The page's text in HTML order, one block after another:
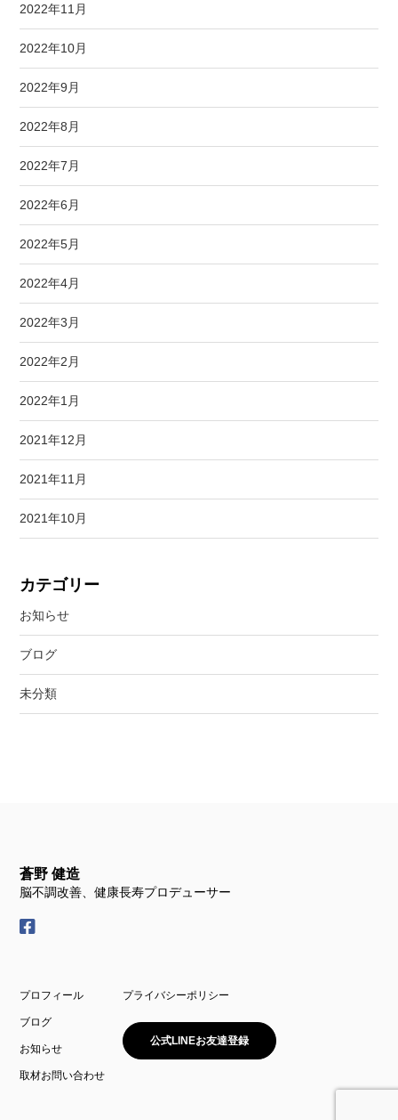
2022年11月
2022年10月
2022年9月
2022年8月
2022年7月
2022年6月
2022年5月
2022年4月
2022年3月
2022年2月
2022年1月
2021年12月
2021年11月
2021年10月
カテゴリー
お知らせ
ブログ
未分類
蒼野 健造
脳不調改善、健康長寿プロデューサー
プロフィール
ブログ
お知らせ
取材お問い合わせ
プライバシーポリシー
公式LINEお友達登録